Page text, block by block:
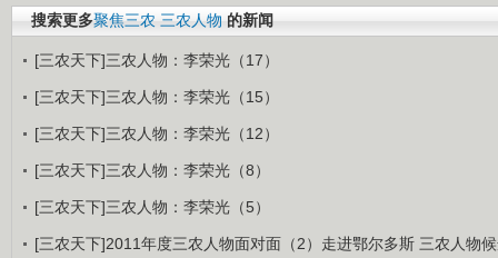
搜索更多聚焦三农 三农人物 的新闻
[三农天下]三农人物：李荣光（17）
[三农天下]三农人物：李荣光（15）
[三农天下]三农人物：李荣光（12）
[三农天下]三农人物：李荣光（8）
[三农天下]三农人物：李荣光（5）
[三农天下]2011年度三农人物面对面（2）走进鄂尔多斯 三农人物